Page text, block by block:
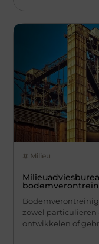
Milieu
zowel
ontwikkelen of